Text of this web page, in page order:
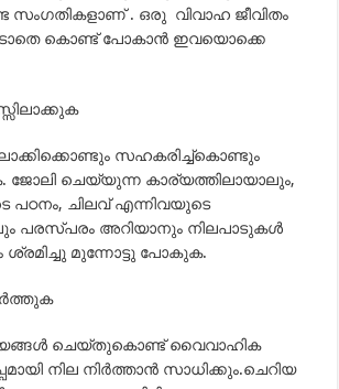
സംഗതികളാണ് . ഒരു വിവാഹ ജീവിതം
കൊണ്ട് പോകാന്‍ ഇവയൊക്കെ
സഹകരിച്ച്കൊണ്ടും
ജോലി ചെയ്യുന്ന കാര്യത്തിലായാലും,
പഠനം, ചിലവ് എന്നിവയുടെ
പരസ്പരം അറിയാനും നിലപാടുകള്‍
ശ്രമിച്ചു മുന്നോട്ടു പോകുക.
ചെയ്തുകൊണ്ട് വൈവാഹിക
നില നിര്‍ത്താന്‍ സാധിക്കും.ചെറിയ